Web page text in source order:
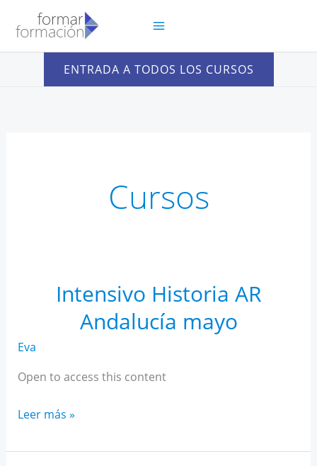
contenido
ENTRADA A TODOS LOS CURSOS
Cursos
Intensivo Historia AR
Andalucía mayo
Eva
Open to access this content
Intensivo
AR
Leer más »